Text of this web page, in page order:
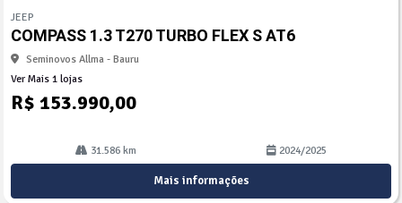
arti
lhe
JEEP
COMPASS 1.3 T270 TURBO FLEX S AT6
Seminovos Allma - Bauru
Ver Mais 1 lojas
R$ 153.990,00
31.586 km 2024/2025
Mais informações